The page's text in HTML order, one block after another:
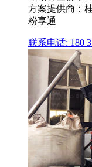
方案提供商：
粉享通
联系电话: 180